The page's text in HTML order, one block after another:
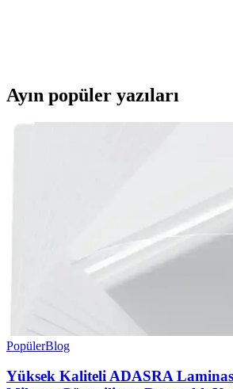
Ayın popüler yazıları
PopülerBlog
Yüksek Kaliteli ADASRA